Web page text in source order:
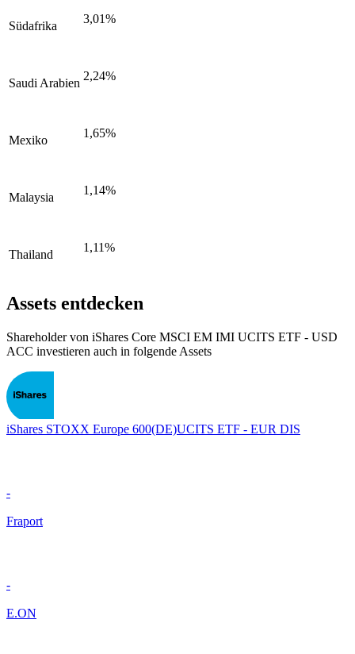
Südafrika
3,01%
Saudi Arabien
2,24%
Mexiko
1,65%
Malaysia
1,14%
Thailand
1,11%
Assets entdecken
Shareholder von iShares Core MSCI EM IMI UCITS ETF - USD
ACC investieren auch in folgende Assets
iShares STOXX Europe 600(DE)UCITS ETF - EUR DIS
-
Fraport
-
E.ON